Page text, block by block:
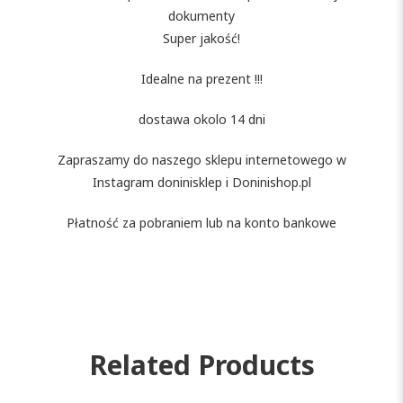
dokumenty
Super jakość!
Idealne na prezent !!!
dostawa okolo 14 dni
Zapraszamy do naszego sklepu internetowego w
Instagram doninisklep i Doninishop.pl
Płatność za pobraniem lub na konto bankowe
Related Products